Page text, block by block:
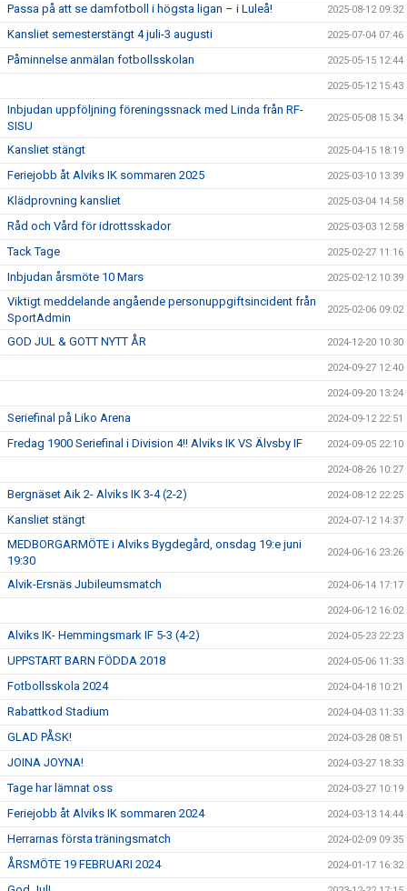
Passa på att se damfotboll i högsta ligan – i Luleå! 2025-08-12 09:32
Kansliet semesterstängt 4 juli-3 augusti 2025-07-04 07:46
Påminnelse anmälan fotbollsskolan 2025-05-15 12:44
2025-05-12 15:43
Inbjudan uppföljning föreningssnack med Linda från RF-
SISU
2025-05-08 15:34
Kansliet stängt 2025-04-15 18:19
Feriejobb åt Alviks IK sommaren 2025 2025-03-10 13:39
Klädprovning kansliet 2025-03-04 14:58
Råd och Vård för idrottsskador 2025-03-03 12:58
Tack Tage 2025-02-27 11:16
Inbjudan årsmöte 10 Mars 2025-02-12 10:39
Viktigt meddelande angående personuppgiftsincident från
SportAdmin
2025-02-06 09:02
GOD JUL & GOTT NYTT ÅR 2024-12-20 10:30
2024-09-27 12:40
2024-09-20 13:24
Seriefinal på Liko Arena 2024-09-12 22:51
Fredag 1900 Seriefinal i Division 4!! Alviks IK VS Älvsby IF 2024-09-05 22:10
2024-08-26 10:27
Bergnäset Aik 2- Alviks IK 3-4 (2-2) 2024-08-12 22:25
Kansliet stängt 2024-07-12 14:37
MEDBORGARMÖTE i Alviks Bygdegård, onsdag 19:e juni
19:30
2024-06-16 23:26
Alvik-Ersnäs Jubileumsmatch 2024-06-14 17:17
2024-06-12 16:02
Alviks IK- Hemmingsmark IF 5-3 (4-2) 2024-05-23 22:23
UPPSTART BARN FÖDDA 2018 2024-05-06 11:33
Fotbollsskola 2024 2024-04-18 10:21
Rabattkod Stadium 2024-04-03 11:33
GLAD PÅSK! 2024-03-28 08:51
JOINA JOYNA! 2024-03-27 18:33
Tage har lämnat oss 2024-03-27 10:19
Feriejobb åt Alviks IK sommaren 2024 2024-03-13 14:44
Herrarnas första träningsmatch 2024-02-09 09:35
ÅRSMÖTE 19 FEBRUARI 2024 2024-01-17 16:32